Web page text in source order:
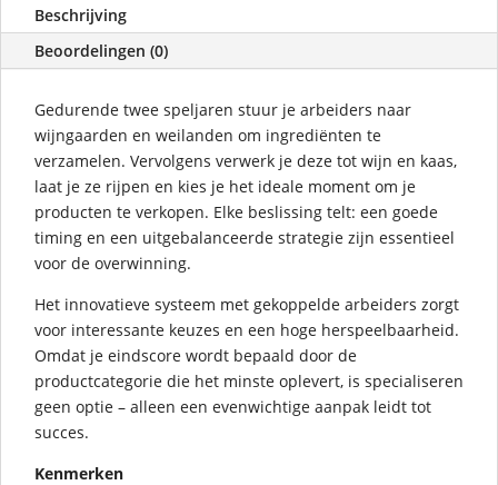
Beschrijving
Beoordelingen (0)
Gedurende twee speljaren stuur je arbeiders naar
wijngaarden en weilanden om ingrediënten te
verzamelen. Vervolgens verwerk je deze tot wijn en kaas,
laat je ze rijpen en kies je het ideale moment om je
producten te verkopen. Elke beslissing telt: een goede
timing en een uitgebalanceerde strategie zijn essentieel
voor de overwinning.
Het innovatieve systeem met gekoppelde arbeiders zorgt
voor interessante keuzes en een hoge herspeelbaarheid.
Omdat je eindscore wordt bepaald door de
productcategorie die het minste oplevert, is specialiseren
geen optie – alleen een evenwichtige aanpak leidt tot
succes.
Kenmerken